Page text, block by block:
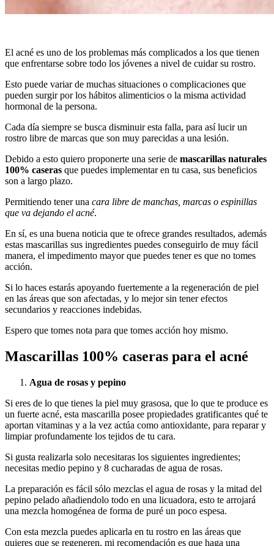
El acné es uno de los problemas más complicados a los que tienen
que enfrentarse sobre todo los jóvenes a nivel de cuidar su rostro.
Esto puede variar de muchas situaciones o complicaciones que
pueden surgir por los hábitos alimenticios o la misma actividad
hormonal de la persona.
Cada día siempre se busca disminuir esta falla, para así lucir un
rostro libre de marcas que son muy parecidas a una lesión.
Debido a esto quiero proponerte una serie de mascarillas naturales
100% caseras que puedes implementar en tu casa, sus beneficios
son a largo plazo.
Permitiendo tener una cara libre de manchas, marcas o espinillas
que va dejando el acné.
En sí, es una buena noticia que te ofrece grandes resultados, además
estas mascarillas sus ingredientes puedes conseguirlo de muy fácil
manera, el impedimento mayor que puedes tener es que no tomes
acción.
Si lo haces estarás apoyando fuertemente a la regeneración de piel
en las áreas que son afectadas, y lo mejor sin tener efectos
secundarios y reacciones indebidas.
Espero que tomes nota para que tomes acción hoy mismo.
Mascarillas 100% caseras para el acné
Agua de rosas y pepino
Si eres de lo que tienes la piel muy grasosa, que lo que te produce es
un fuerte acné, esta mascarilla posee propiedades gratificantes qué te
aportan vitaminas y a la vez actúa como antioxidante, para reparar y
limpiar profundamente los tejidos de tu cara.
Si gusta realizarla solo necesitaras los siguientes ingredientes;
necesitas medio pepino y 8 cucharadas de agua de rosas.
La preparación es fácil sólo mezclas el agua de rosas y la mitad del
pepino pelado añadiendolo todo en una licuadora, esto te arrojará
una mezcla homogénea de forma de puré un poco espesa.
Con esta mezcla puedes aplicarla en tu rostro en las áreas que
quieres que se regeneren, mi recomendación es que haga una